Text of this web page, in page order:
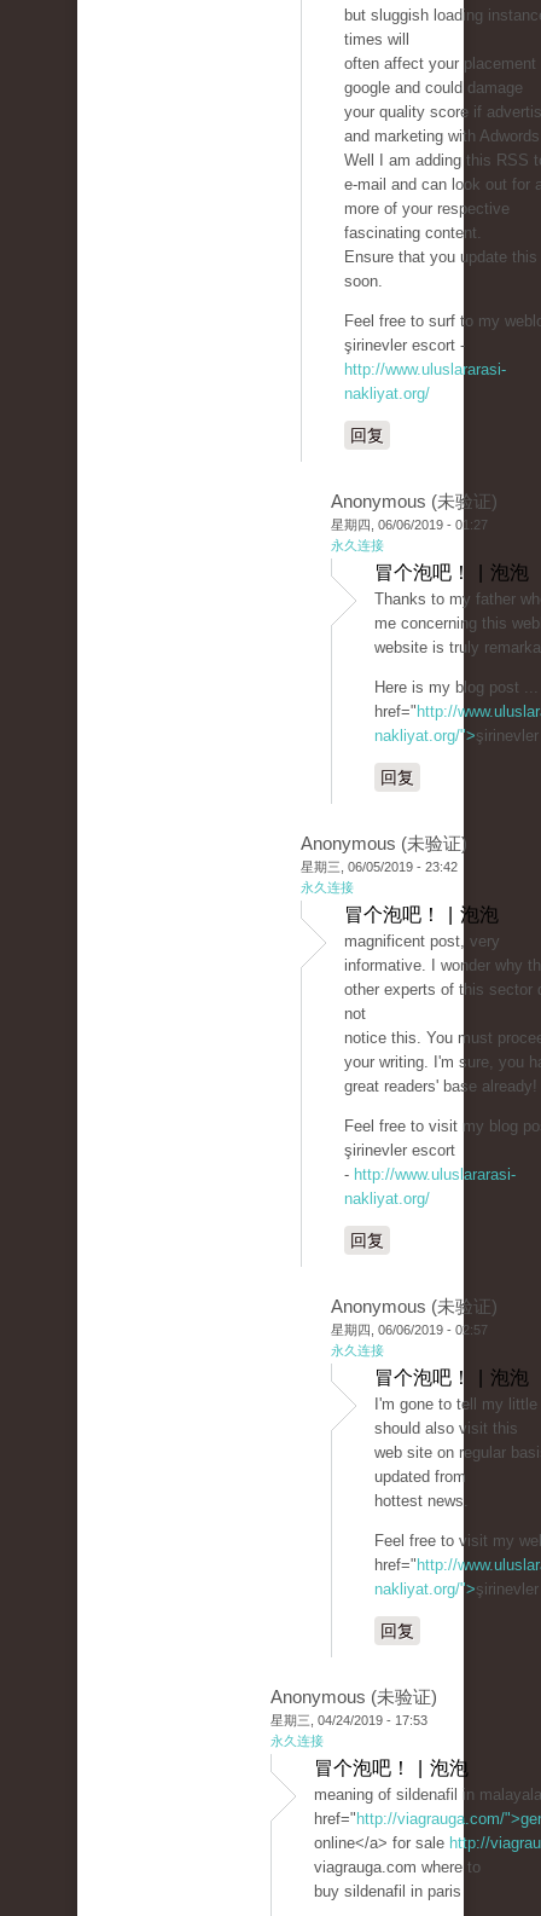
but sluggish loading
times will
often affect your placement
google and could damage
your quality score if
and marketing with
Well I am adding this RSS
e-mail and can look out for
more of your respective
fascinating content.
Ensure that you update this
soon.
Feel free to surf to my
şirinevler escort -
http://www.uluslararasi-
nakliyat.org/
回复
Anonymous (未验证)
星期四, 06/06/2019 - 01:27
永久连接
冒个泡吧！ | 泡泡
Thanks to my father
me concerning this
website is truly
Here is my blog post
href=" http://
nakliyat.org/">
回复
Anonymous (未验证)
星期三, 06/05/2019 - 23:42
永久连接
冒个泡吧！ | 泡泡
magnificent post, very
informative. I wonder why
other experts of this sector
not
notice this. You must
your writing. I'm sure, you
great readers' base already!
Feel free to visit my blog
şirinevler escort
- http://www.uluslararasi-
nakliyat.org/
回复
Anonymous (未验证)
星期四, 06/06/2019 - 02:57
永久连接
冒个泡吧！ | 泡泡
I'm gone to tell my
should also visit this
web site on regular
updated from
hottest news.
Feel free to visit my
href=" http://
nakliyat.org/">
回复
Anonymous (未验证)
星期三, 04/24/2019 - 17:53
永久连接
冒个泡吧！ | 泡泡
meaning of sildenafil in
href=" http://viagrauga.com/
online</a> for sale http://
viagrauga.com where to
buy sildenafil in paris